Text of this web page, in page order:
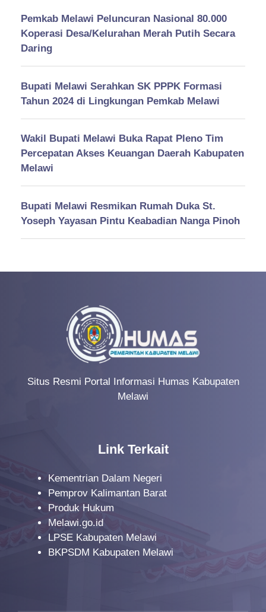
Pemkab Melawi Peluncuran Nasional 80.000
Koperasi Desa/Kelurahan Merah Putih Secara
Daring
Bupati Melawi Serahkan SK PPPK Formasi
Tahun 2024 di Lingkungan Pemkab Melawi
Wakil Bupati Melawi Buka Rapat Pleno Tim
Percepatan Akses Keuangan Daerah Kabupaten
Melawi
Bupati Melawi Resmikan Rumah Duka St.
Yoseph Yayasan Pintu Keabadian Nanga Pinoh
Situs Resmi Portal Informasi Humas Kabupaten
Melawi
Link Terkait
Kementrian Dalam Negeri
Pemprov Kalimantan Barat
Produk Hukum
Melawi.go.id
LPSE Kabupaten Melawi
BKPSDM Kabupaten Melawi